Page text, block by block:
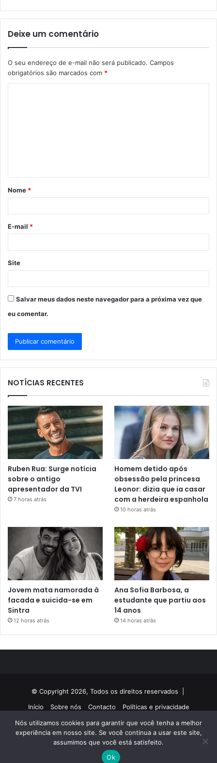
Deixe um comentário
O seu endereço de e-mail não será publicado. Campos
obrigatórios são marcados com *
á
r
*
Nome *
E-mail *
Site
Salvar meus dados neste navegador para a próxima vez que
eu comentar.
NOTÍCIAS RECENTES
Ruben Rua: Surge notícia
sobre o antigo
apresentador da TVI
7 horas atrás
Homem detido após
obsessão pela princesa
Leonor: dizia que ia casar
com a herdeira espanhola
10 horas atrás
Jovem mata namorada à
facada e suicida-se em
Sintra
12 horas atrás
Ana Sofia Barbosa, a
estudante que partiu aos
14 anos
14 horas atrás
© Copyright 2026, Todos os direitos reservados |
Início
Sobre nós Contacto Políticas e privacidade
Facebook
TwitterYouTubeInstagram
Nós utilizamos cookies para garantir que você tenha a melhor
experiência em nosso site. Se você continua a usar este site,
assumimos que você está satisfeito.
Ok